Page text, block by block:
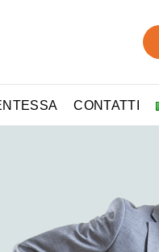
CONTATTI